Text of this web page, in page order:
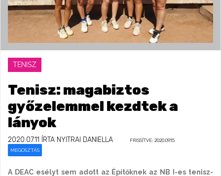
TENISZ
Tenisz: magabiztos
győzelemmel kezdtek a
lányok
2020.07.11 ÍRTA NYITRAI DANIELLA FRISSÍTVE: 2020.09.15
MEGOSZTÁS
A DEAC esélyt sem adott az Építőknek az NB I-es tenisz-